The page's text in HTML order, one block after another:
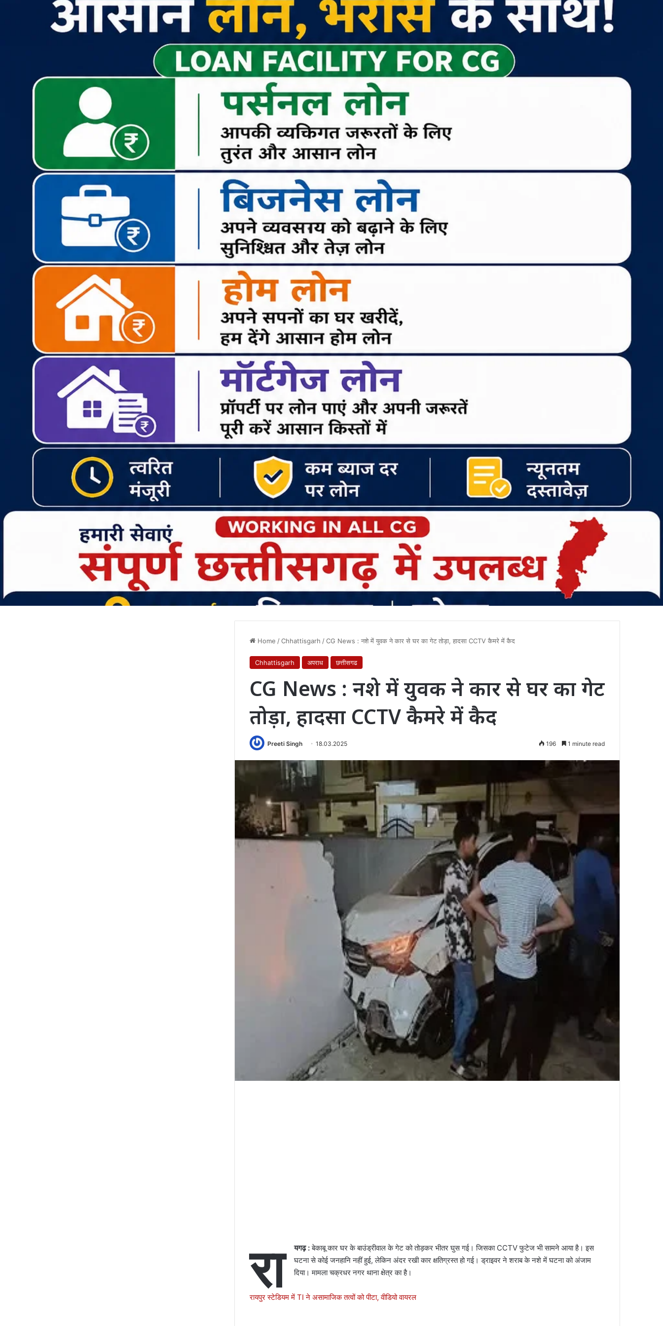
Home /Chhattisgarh /CG News : नशे में युवक ने कार से घर का गेट तोड़ा, हादसा CCTV कैमरे में कैद
Chhattisgarh अपराध छत्तीसगढ
CG News : नशे में युवक ने कार से घर का गेट
तोड़ा, हादसा CCTV कैमरे में कैद
Preeti Singh 18.03.2025 196 1 minute read
रा यगढ़ :बेकाबू कार घर के बाउंड्रीवाल के गेट को तोड़कर भीतर घुस गई। जिसका CCTV फुटेज भी सामने आया है। इस
घटना से कोई जनहानि नहीं हुई, लेकिन अंदर रखी कार क्षतिग्रस्त हो गई। ड्राइवर ने शराब के नशे में घटना को अंजाम
दिया। मामला चक्रधर नगर थाना क्षेत्र का है।
रायपुर स्टेडियम में TI ने असामाजिक तत्वों को पीटा, वीडियो वायरल